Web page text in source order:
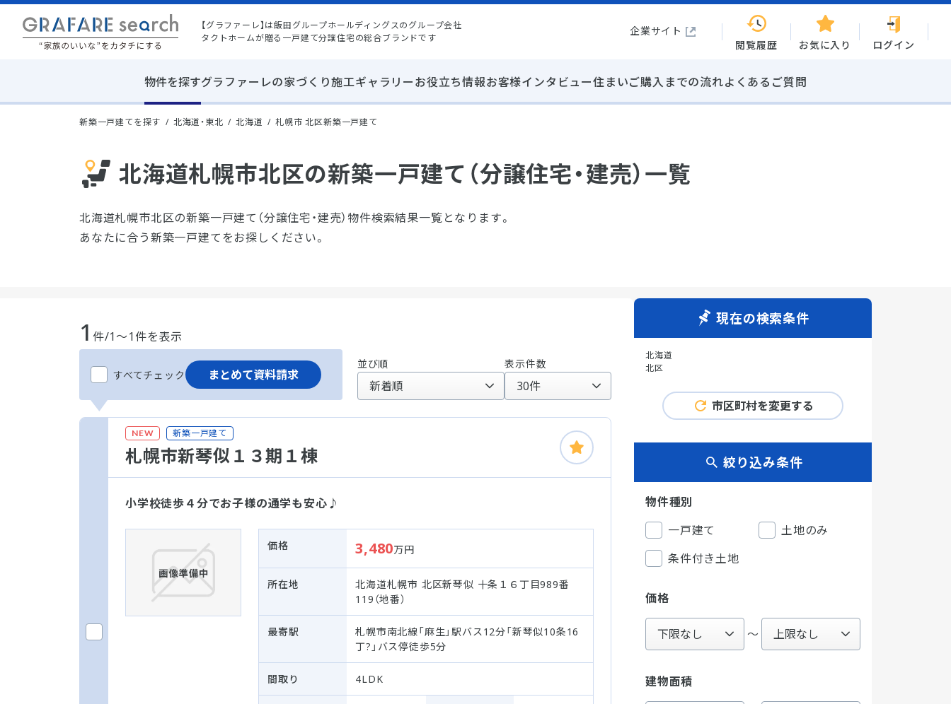
【グラファーレ】は飯田グループホールディングスのグループ会社
タクトホームが贈る一戸建て分譲住宅の総合ブランドです
企業サイト
閲覧履歴
お気に入り ログイン
物件を探すグラファーレの家づくり施工ギャラリーお役立ち情報お客様インタビュー住まいご購入までの流れよくあるご質問
新築一戸建てを探す 北海道・東北 北海道 札幌市 北区新築一戸建て
北海道札幌市北区の新築一戸建て（分譲住宅・建売）一覧
北海道札幌市北区の新築一戸建て（分譲住宅・建売）物件検索結果一覧となります。
あなたに合う新築一戸建てをお探しください。
1 件/1～1件を表示
すべてチェック まとめて資料請求
並び順 表示件数
NEW 新築一戸建て
札幌市新琴似１３期１棟
小学校徒歩４分でお子様の通学も安心♪
価格 3,480万円
所在地
北海道札幌市 北区新琴似 十条１６丁目989番
119（地番）
最寄駅
札幌市南北線「麻生」駅バス12分「新琴似10条16
丁?」バス停徒歩5分
間取り 4LDK
現在の検索条件
北海道
北区
市区町村を変更する
絞り込み条件
物件種別
一戸建て
土地のみ
条件付き土地
価格
〜
建物面積